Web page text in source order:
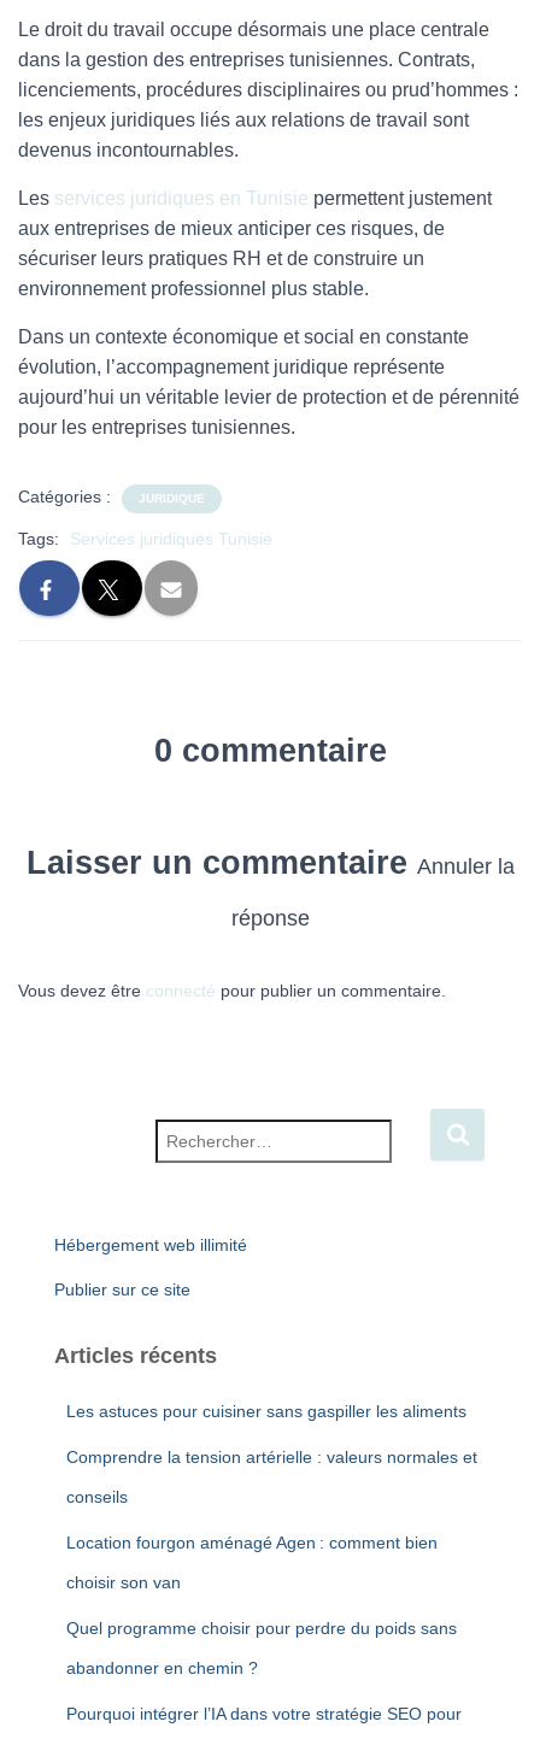
Le droit du travail occupe désormais une place centrale
dans la gestion des entreprises tunisiennes. Contrats,
licenciements, procédures disciplinaires ou prud’hommes :
les enjeux juridiques liés aux relations de travail sont
devenus incontournables.
Les services juridiques en Tunisie permettent justement
aux entreprises de mieux anticiper ces risques, de
sécuriser leurs pratiques RH et de construire un
environnement professionnel plus stable.
Dans un contexte économique et social en constante
évolution, l’accompagnement juridique représente
aujourd’hui un véritable levier de protection et de pérennité
pour les entreprises tunisiennes.
Catégories : JURIDIQUE
Tags: Services juridiques Tunisie
0 commentaire
Laisser un commentaire Annuler la
réponse
Vous devez être connecté pour publier un commentaire.
Hébergement web illimité
Publier sur ce site
Articles récents
Les astuces pour cuisiner sans gaspiller les aliments
Comprendre la tension artérielle : valeurs normales et
conseils
Location fourgon aménagé Agen : comment bien
choisir son van
Quel programme choisir pour perdre du poids sans
abandonner en chemin ?
Pourquoi intégrer l’IA dans votre stratégie SEO pour